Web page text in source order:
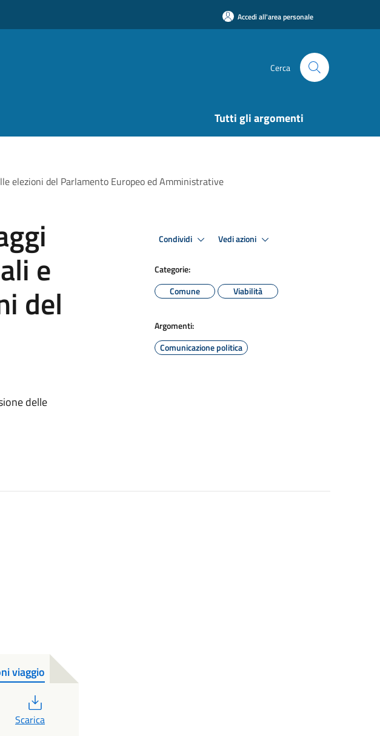
Accedi all'area personale
Cerca
Tutti gli argomenti
elezioni del Parlamento Europeo ed Amministrative
e
del
delle
Condividi Premi Invio per attivare. apre menu
Vedi azioni
Categorie:
Comune
Viabilità
Argomenti:
Comunicazione politica
viaggio
Scarica